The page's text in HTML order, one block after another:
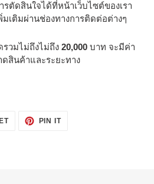
ตัดสินใจได้ที่หน้าเว็บไซต์ของเรา
เติมผ่านช่องทางการติดต่อต่างๆ
วมไม่ถึงไม่ถึง 20,000 บาท จะมีค่า
สินค้าและระยะทาง
TWEET PIN ITPIN